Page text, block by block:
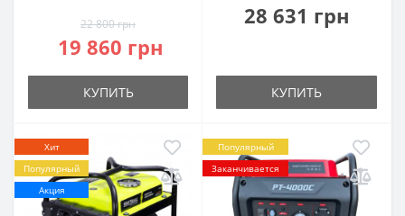
22 800 грн
19 860 грн
КУПИТЬ
28 631 грн
КУПИТЬ
Хит
Популярный
Акция
Популярный
Заканчивается